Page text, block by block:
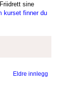
sine
kurset finner du
Eldre innlegg